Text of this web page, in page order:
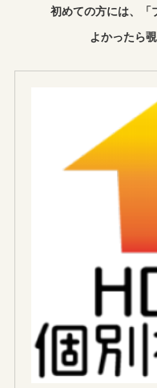
初めての方には、「
よかったら